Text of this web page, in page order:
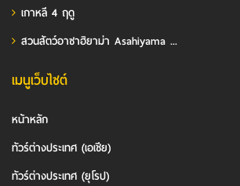
เกาหลี 4 ฤดู
สวนสัตว์อาซาฮิยาม่า Asahiyama ...
เมนูเว็บไซต์
หน้าหลัก
ทัวร์ต่างประเทศ (เอเชีย)
ทัวร์ต่างประเทศ (ยุโรป)